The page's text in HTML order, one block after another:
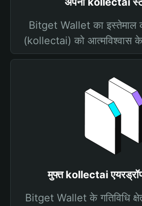
Bitget Wallet का
(kollectai) को आत्मविश्वास
मुफ्त kollectai
Bitget Wallet के गतिविधि